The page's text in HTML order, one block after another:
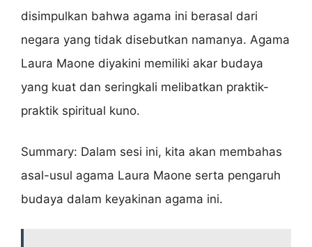
disimpulkan bahwa agama ini berasal dari
negara yang tidak disebutkan namanya. Agama
Laura Maone diyakini memiliki akar budaya
yang kuat dan seringkali melibatkan praktik-
praktik spiritual kuno.
Summary: Dalam sesi ini, kita akan membahas
asal-usul agama Laura Maone serta pengaruh
budaya dalam keyakinan agama ini.